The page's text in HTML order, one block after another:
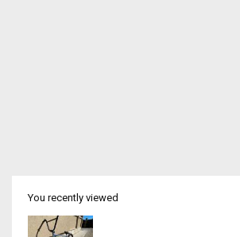
You recently viewed